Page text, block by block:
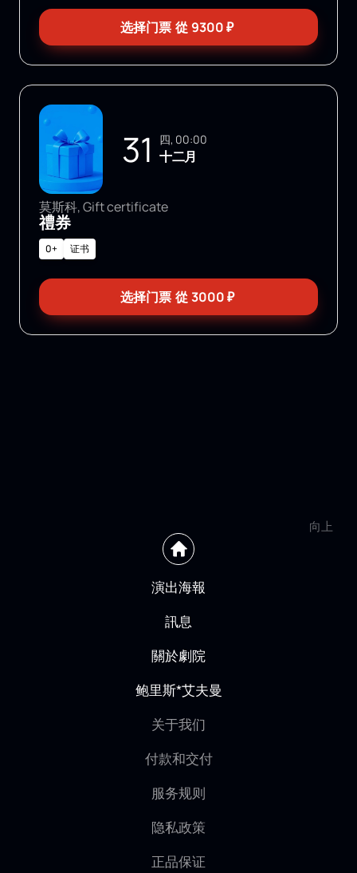
选择门票 從 9300₽
31 四, 00:00
十二月
莫斯科, Gift certificate
禮券
0+ 证书
选择门票 從 3000₽
向上
演出海報
訊息
關於劇院
鲍里斯*艾夫曼
关于我们
付款和交付
服务规则
隐私政策
正品保证